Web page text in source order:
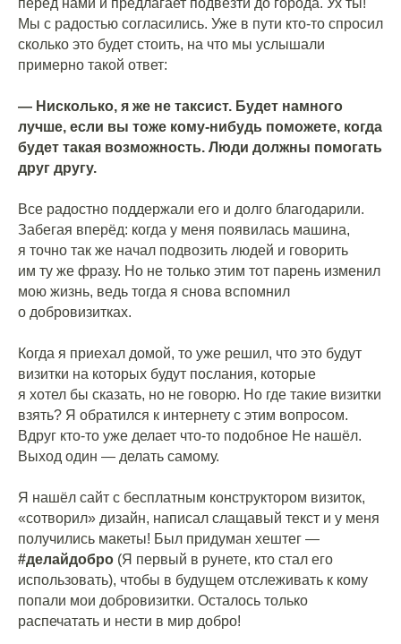
перед нами и предлагает подвезти до города. Ух ты!
Мы с радостью согласились. Уже в пути кто-то спросил
сколько это будет стоить, на что мы услышали
примерно такой ответ:
— Нисколько, я же не таксист. Будет намного
лучше, если вы тоже кому-нибудь поможете, когда
будет такая возможность. Люди должны помогать
друг другу.
Все радостно поддержали его и долго благодарили.
Забегая вперёд: когда у меня появилась машина,
я точно так же начал подвозить людей и говорить
им ту же фразу. Но не только этим тот парень изменил
мою жизнь, ведь тогда я снова вспомнил
о добровизитках.
Когда я приехал домой, то уже решил, что это будут
визитки на которых будут послания, которые
я хотел бы сказать, но не говорю. Но где такие визитки
взять? Я обратился к интернету с этим вопросом.
Вдруг кто-то уже делает что-то подобное Не нашёл.
Выход один — делать самому.
Я нашёл сайт с бесплатным конструктором визиток,
«сотворил» дизайн, написал слащавый текст и у меня
получились макеты! Был придуман хештег —
#делайдобро (Я первый в рунете, кто стал его
использовать), чтобы в будущем отслеживать к кому
попали мои добровизитки. Осталось только
распечатать и нести в мир добро!